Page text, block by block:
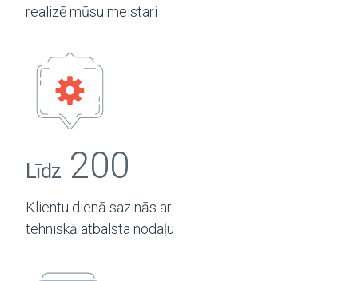
realizē mūsu meistari
Līdz 200
Klientu dienā sazinās ar
tehniskā atbalsta nodaļu